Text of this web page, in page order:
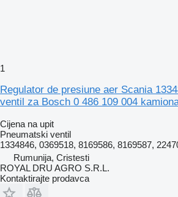
1
Regulator de presiune aer Scania
ventil za Bosch 0 486 109 004
Cijena na upit
Pneumatski ventil
1334846, 0369518, 8169586, 8169587,
Rumunija, Cristesti
ROYAL DRU AGRO S.R.L.
Kontaktirajte prodavca